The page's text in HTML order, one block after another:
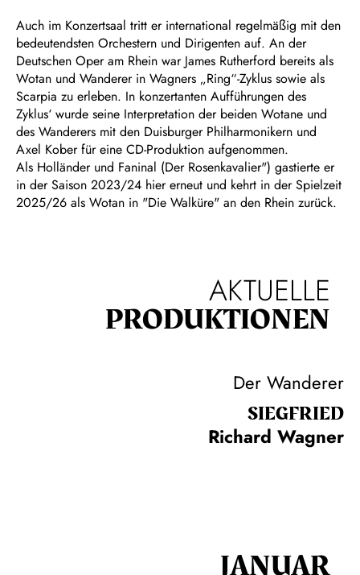
Auch im Konzertsaal tritt er international regelmäßig mit den
bedeutendsten Orchestern und Dirigenten auf. An der
Deutschen Oper am Rhein war James Rutherford bereits als
Wotan und Wanderer in Wagners „Ring“-Zyklus sowie als
Scarpia zu erleben. In konzertanten Aufführungen des
Zyklus‘ wurde seine Interpretation der beiden Wotane und
des Wanderers mit den Duisburger Philharmonikern und
Axel Kober für eine CD-Produktion aufgenommen.
Als Holländer und Faninal (Der Rosenkavalier") gastierte er
in der Saison 2023/24 hier erneut und kehrt in der Spielzeit
2025/26 als Wotan in "Die Walküre" an den Rhein zurück.
AKTUELLE
PRODUKTIONEN
Der Wanderer
SIEG­FRIED
Richard Wagner
JANUAR